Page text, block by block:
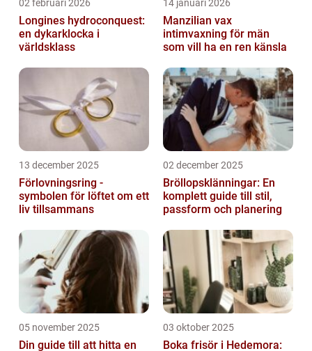
02 februari 2026
Longines hydroconquest:
en dykarklocka i
världsklass
14 januari 2026
Manzilian vax
intimvaxning för män
som vill ha en ren känsla
13 december 2025
Förlovningsring -
symbolen för löftet om ett
liv tillsammans
02 december 2025
Bröllopsklänningar: En
komplett guide till stil,
passform och planering
05 november 2025
Din guide till att hitta en
03 oktober 2025
Boka frisör i Hedemora: